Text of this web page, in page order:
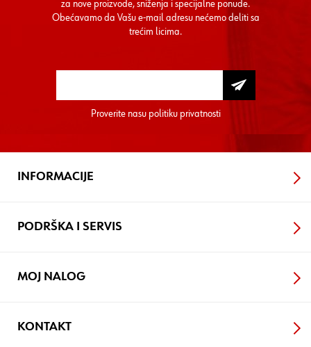
za nove proizvode, sniženja i specijalne ponude.
Obećavamo da Vašu e-mail adresu nećemo deliti sa
trećim licima.
Proverite nasu politiku privatnosti
INFORMACIJE
PODRŠKA I SERVIS
MOJ NALOG
KONTAKT